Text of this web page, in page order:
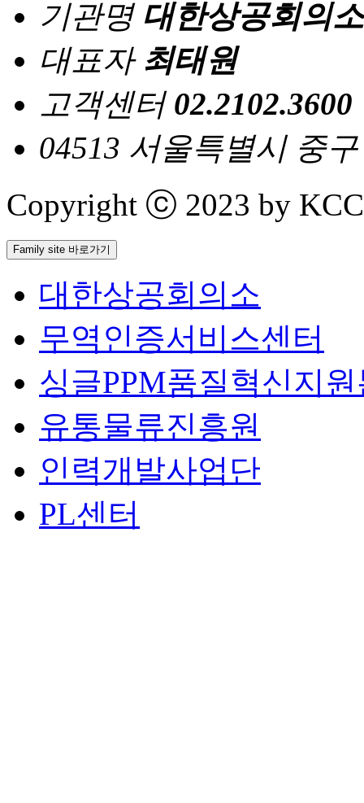
기관명 대한상공회의소
대표자 최태원
고객센터 02.2102.3600
04513 서울특별시 중
Copyright ⓒ 2023 by
Family site 바로가기
대한상공회의소
무역인증서비스센터
싱글PPM품질혁신지
유통물류진흥원
인력개발사업단
PL센터